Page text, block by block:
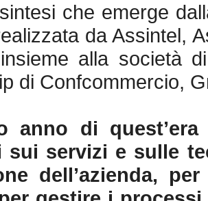
che emerge
da Assintel,
alla società
di Confcommercio,
anno di
sui servizi e sulle
dell’azienda,